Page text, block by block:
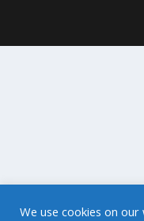
We use cookies on